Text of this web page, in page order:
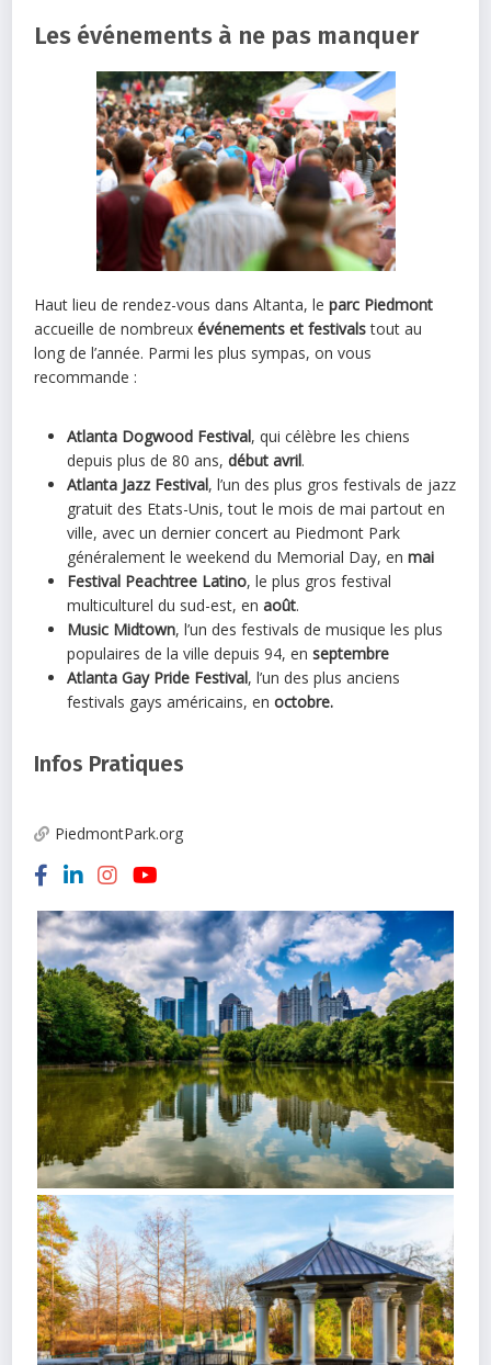
Les événements à ne pas manquer
Haut lieu de rendez-vous dans Altanta, leparc Piedmont
accueille de nombreuxévénements et festivalstout au
long de l’année. Parmi les plus sympas, on vous
recommande :
Atlanta Dogwood Festival, qui célèbre les chiens
depuis plus de 80 ans,début avril.
Atlanta Jazz Festival, l’un des plus gros festivals de jazz
gratuit des Etats-Unis, tout le mois de mai partout en
ville, avec un dernier concert au Piedmont Park
généralement le weekend du Memorial Day, enmai
Festival Peachtree Latino, le plus gros festival
multiculturel du sud-est, enaoût.
Music Midtown, l’un des festivals de musique les plus
populaires de la ville depuis 94, enseptembre
Atlanta Gay Pride Festival, l’un des plus anciens
festivals gays américains, enoctobre.
Infos Pratiques
PiedmontPark.org